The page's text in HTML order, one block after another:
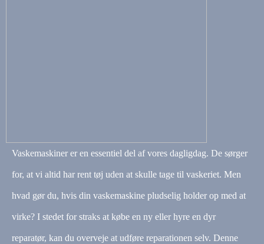
Vaskemaskiner er en essentiel del af vores dagligdag. De sørger
for, at vi altid har rent tøj uden at skulle tage til vaskeriet. Men
hvad gør du, hvis din vaskemaskine pludselig holder op med at
virke? I stedet for straks at købe en ny eller hyre en dyr
reparatør, kan du overveje at udføre reparationen selv. Denne